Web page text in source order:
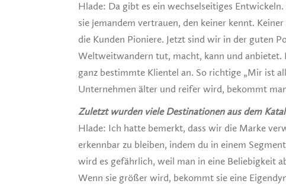
Hlade: Da gibt es ein wechselseitiges
sie jemandem vertrauen, den keiner kennt.
die Kunden Pioniere. Jetzt sind wir in der guten
Weltweitwandern tut, macht, kann und anbietet.
ganz bestimmte Klientel an. So richtige „Mir ist
Unternehmen älter und reifer wird, bekommt
Zuletzt wurden viele Destinationen aus dem
Hlade: Ich hatte bemerkt, dass wir die Marke
erkennbar zu bleiben, indem du in einem
wird es gefährlich, weil man in eine Beliebigkeit
Wenn sie größer wird, bekommt sie eine